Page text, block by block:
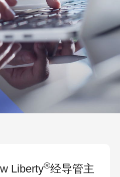
Liberty®经导管主